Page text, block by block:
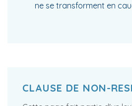
ne se transforment en
CLAUSE DE NON-